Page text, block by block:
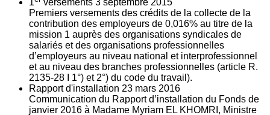
1
versements 3 septembre 2015
Premiers versements des crédits de la collecte de la
contribution des employeurs de 0,016% au titre de la
mission 1 auprès des organisations syndicales de
salariés et des organisations professionnelles
d’employeurs au niveau national et interprofessionnel
et au niveau des branches professionnelles (article R.
2135‐28 I 1°) et 2°) du code du travail).
Rapport d'installation 23 mars 2016
Communication du Rapport d’installation du Fonds de
janvier 2016 à Madame Myriam EL KHOMRI, Ministre